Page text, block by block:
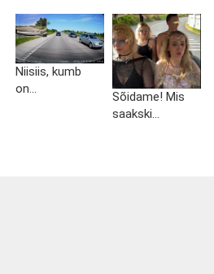
Niisiis, kumb
on...
Sõidame! Mis
saakski...